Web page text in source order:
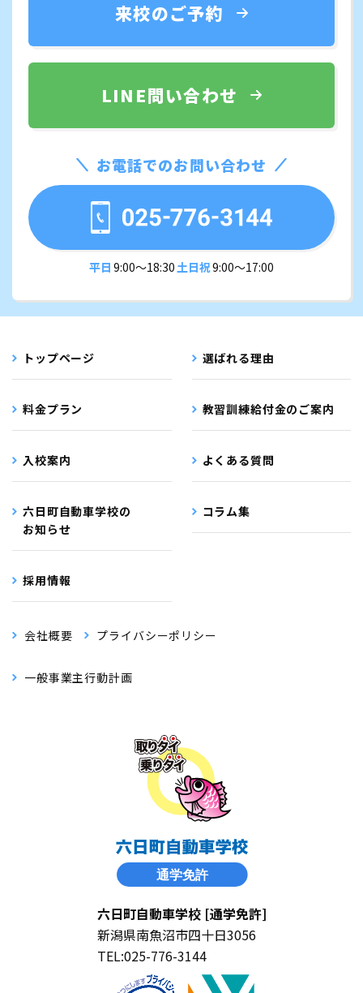
来校のご予約
LINE問い合わせ
お電話でのお問い合わせ
平日 9:00〜18:30 土日祝9:00〜17:00
トップページ 選ばれる理由
料金プラン 教習訓練給付金のご案内
入校案内 よくある質問
六日町自動車学校の
お知らせ
コラム集
採用情報
会社概要 プライバシーポリシー
一般事業主行動計画
六日町自動車学校 [通学免許]
新潟県南魚沼市四十日3056
TEL:025-776-3144